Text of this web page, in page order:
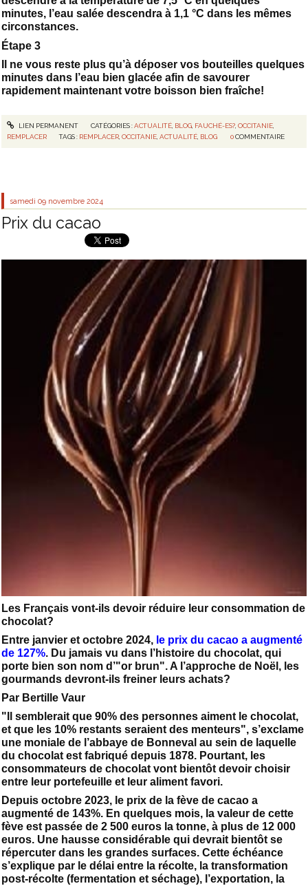
minutes, l’eau salée descendra à 1,1 °C dans les mêmes
circonstances.
Étape 3
Il ne vous reste plus qu’à déposer vos bouteilles quelques
minutes dans l’eau bien glacée afin de savourer
rapidement maintenant votre boisson bien fraîche!
LIEN PERMANENT CATÉGORIES :ACTUALITÉ, BLOG, FAUCHÉ-ES?, OCCITANIE,
REMPLACER
TAGS : REMPLACER ,OCCITANIE ,ACTUALITÉ BLOG 0 COMMENTAIRE
samedi 09 novembre 2024
Prix du cacao
Les Français vont-ils devoir réduire leur consommation de
chocolat?
Entre janvier et octobre 2024, le prix du cacao a augmenté
de 127%. Du jamais vu dans l’histoire du chocolat, qui
porte bien son nom d’"or brun". A l’approche de Noël, les
gourmands devront-ils freiner leurs achats?
Par Bertille Vaur
"Il semblerait que 90% des personnes aiment le chocolat,
et que les 10% restants seraient des menteurs", s’exclame
une moniale de l’abbaye de Bonneval au sein de laquelle
du chocolat est fabriqué depuis 1878. Pourtant, les
consommateurs de chocolat vont bientôt devoir choisir
entre leur portefeuille et leur aliment favori.
Depuis octobre 2023, le prix de la fève de cacao a
augmenté de 143%. En quelques mois, la valeur de cette
fève est passée de 2 500 euros la tonne, à plus de 12 000
euros. Une hausse considérable qui devrait bientôt se
répercuter dans les grandes surfaces. Cette échéance
s’explique par le délai entre la récolte, la transformation
post-récolte (fermentation et séchage), l’exportation, la